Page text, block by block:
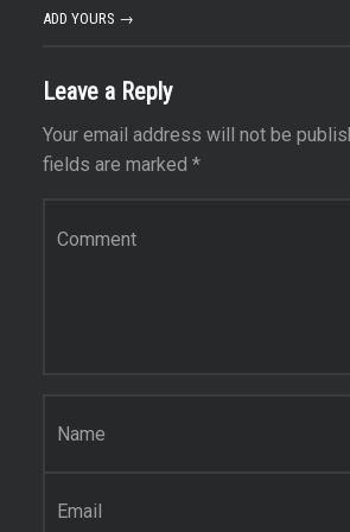
ADD YOURS →
Leave a Reply
Your email address will not be
fields are marked *